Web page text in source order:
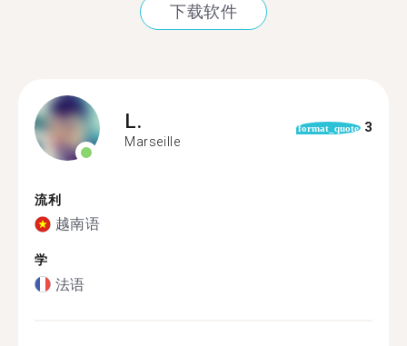
下载软件
L.
Marseille
format_quote 3
流利
越南语
学
法语